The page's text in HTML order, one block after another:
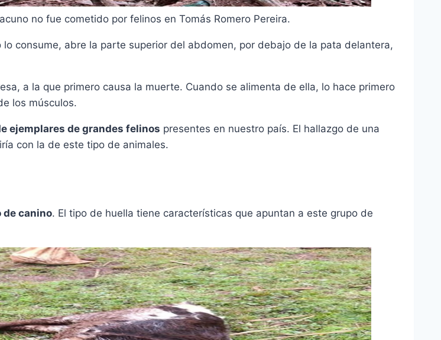
no fue cometido por felinos en Tomás Romero Pereira.
lo consume, abre la parte superior del abdomen, por debajo de la pata delantera,
a la que primero causa la muerte. Cuando se alimenta de ella, lo hace primero
los músculos.
ejemplares de grandes felinos presentes en nuestro país. El hallazgo de una
con la de este tipo de animales.
de canino. El tipo de huella tiene características que apuntan a este grupo de